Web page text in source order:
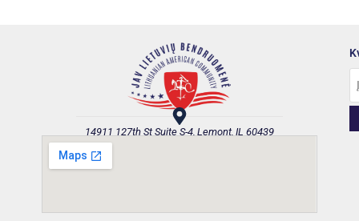
14911 127th St Suite S-4, Lemont, IL 60439